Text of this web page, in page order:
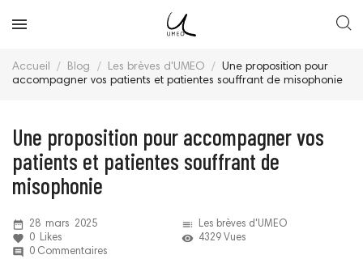
Accueil Blog Les brèves d'UMEO
Une proposition pour
accompagner vos patients et patientes souffrant de misophonie
Une proposition pour accompagner vos
patients et patientes souffrant de
misophonie
date_range 28 mars 2025 toc Les brèves d'UMEO
favorite 0 Likes remove_red_eye 4329 Vues
comment 0 Commentaires